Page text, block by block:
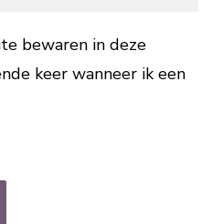
bewaren in deze
keer wanneer ik een